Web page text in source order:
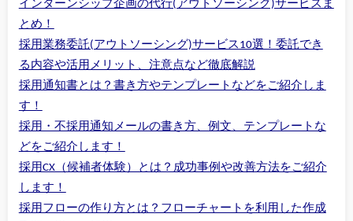
インターンシップ企画の代行(アウトソーシング)サービスま
とめ！
採用業務委託(アウトソーシング)サービス10選！委託でき
る内容や活用メリット、注意点など徹底解説
採用通知書とは？書き方やテンプレートなどをご紹介しま
す！
採用・不採用通知メールの書き方、例文、テンプレートな
どをご紹介します！
採用CX（候補者体験）とは？成功事例や改善方法をご紹介
します！
採用フローの作り方とは？フローチャートを利用した作成